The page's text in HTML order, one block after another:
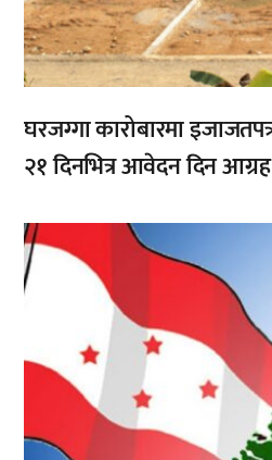
घरजग्गा कारोबारमा
२१ दिनभित्र आवेदन दिन आग्रह
,